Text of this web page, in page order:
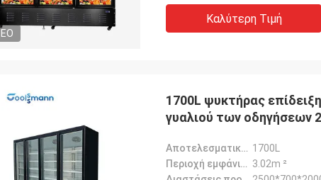
Καλύτερη Τιμή
1700L ψυκτήρας
γυαλιού των οδηγήσεων
Αποτελεσματικός όγκος: 1700L
Περιοχή εμφάνισης: 3.02m ²